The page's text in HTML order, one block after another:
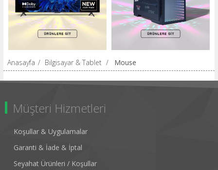
Anasayfa / Bilgisayar & Tablet / Mouse
Müşteri Hizmetleri
Koşullar & Uygulamalar
Garanti & İade & İptal
Seyahat Ürünleri / Koşullar